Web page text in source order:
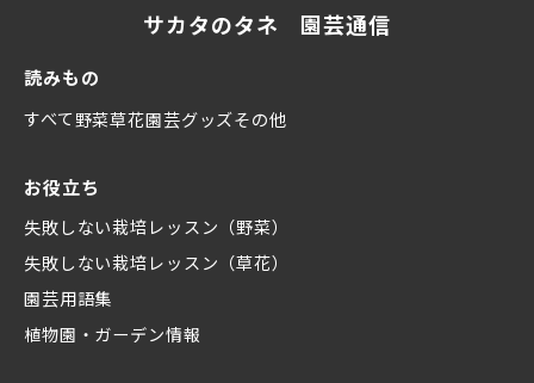
サカタのタネ 園芸通信
読みもの
すべて野菜草花園芸グッズその他
お役立ち
失敗しない栽培レッスン（野菜）
失敗しない栽培レッスン（草花）
園芸用語集
植物園・ガーデン情報